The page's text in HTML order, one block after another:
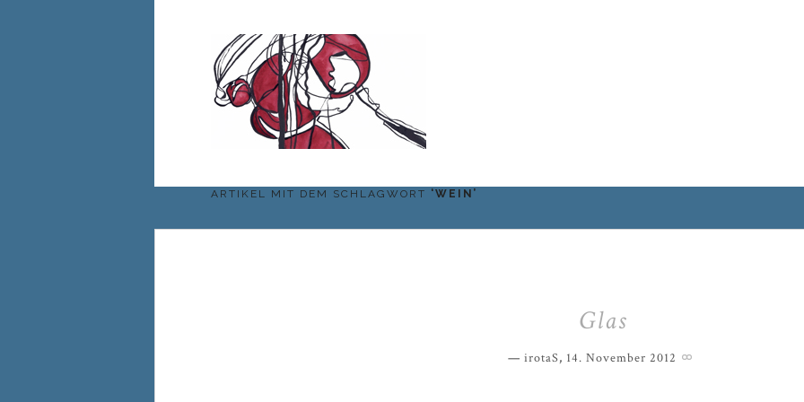
ARTIKEL MIT DEM SCHLAGWORT ‘WEIN ’
Glas
irotaS, 14. November 2012